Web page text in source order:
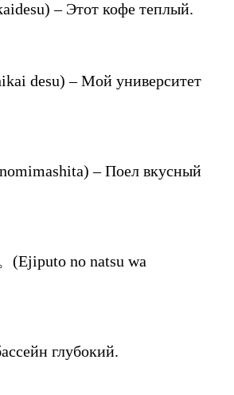
– Этот кофе теплый.
desu) – Мой университет
– Поел вкусный
no natsu wa
глубокий.